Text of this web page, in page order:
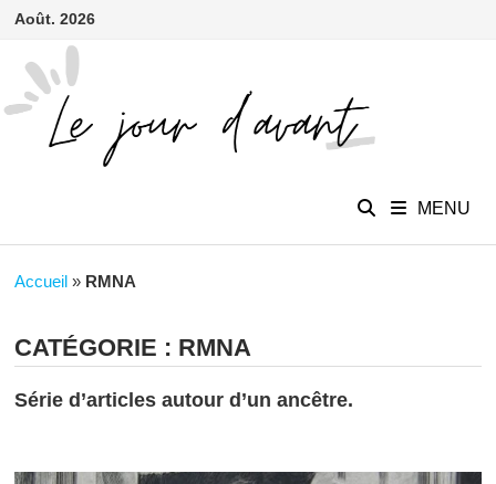
Passer
contenu
Août. 2026
MENU
Accueil» RMNA
CATÉGORIE : RMNA
Série d’articles autour d’un ancêtre.